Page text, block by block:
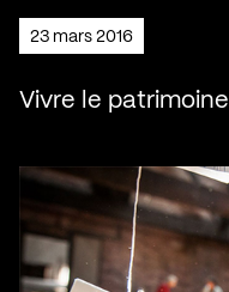
23 mars 2016
Vivre le patrimoine